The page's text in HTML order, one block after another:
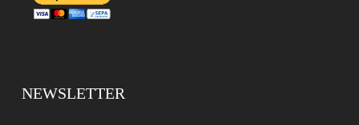
NEWSLETTER